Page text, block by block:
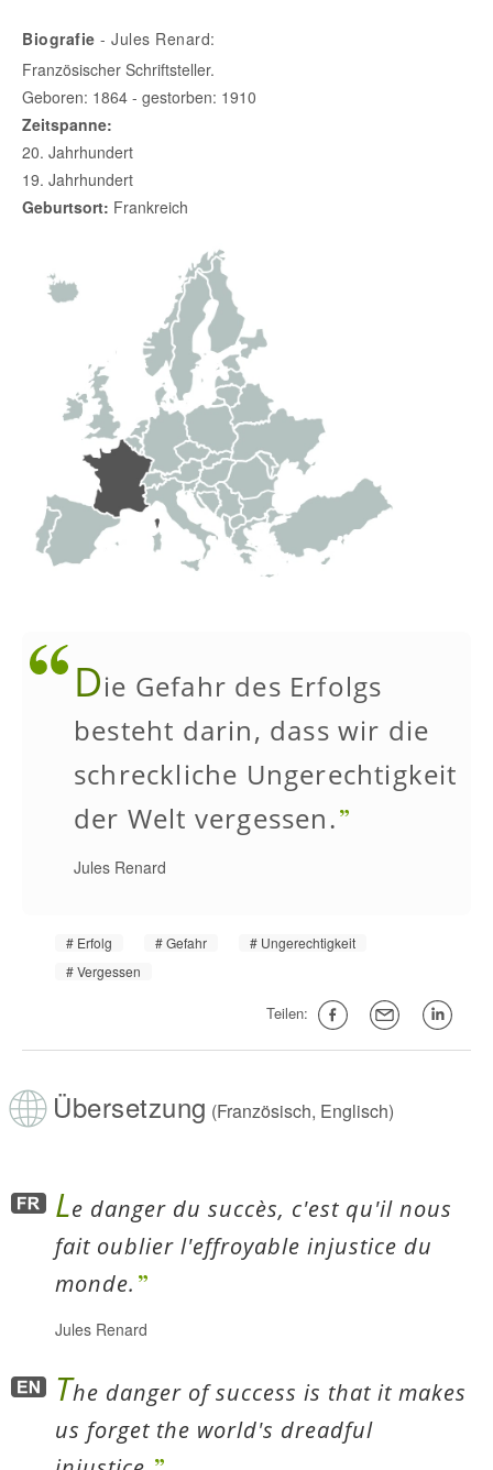
Biografie - Jules Renard:
Französischer Schriftsteller.
Geboren: 1864 - gestorben: 1910
Zeitspanne:
20. Jahrhundert
19. Jahrhundert
Geburtsort: Frankreich
Die Gefahr des Erfolgs
besteht darin, dass wir die
schreckliche Ungerechtigkeit
der Welt vergessen.
Jules Renard
Erfolg Gefahr
Ungerechtigkeit
Vergessen
Teilen:
Übersetzung (Französisch, Englisch)
Le danger du succès, c'est qu'il nous
fait oublier l'effroyable injustice du
monde.
Jules Renard
The danger of success is that it makes
us forget the world's dreadful